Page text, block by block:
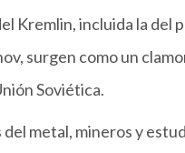
Kremlin, incluida la del
surgen como un
Soviética.
metal, mineros y